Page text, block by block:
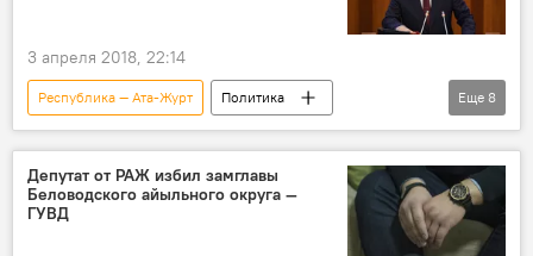
3 апреля 2018, 22:14
Республика — Ата-Журт
Политика
Новости
Кыргызстан
Омурбек Бабанов
Руслан Казакбаев
Жыргалбек Турускулов
лидеры
Еще 8
Депутат от РАЖ избил замглавы
Беловодского айыльного округа —
ГУВД